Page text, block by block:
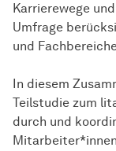
Karrierewege
Umfrage
und
In diesem
Teilstudie zum
durch und